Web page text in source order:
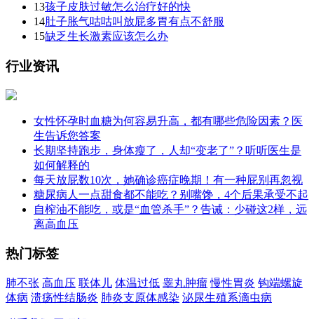
13孩子皮肤过敏怎么治疗好的快
14肚子胀气咕咕叫放屁多胃有点不舒服
15缺乏生长激素应该怎么办
行业资讯
女性怀孕时血糖为何容易升高，都有哪些危险因素？医
生告诉您答案
长期坚持跑步，身体瘦了，人却“变老了”？听听医生是
如何解释的
每天放屁数10次，她确诊癌症晚期！有一种屁别再忽视
糖尿病人一点甜食都不能吃？别嘴馋，4个后果承受不起
自榨油不能吃，或是“血管杀手”？告诫：少碰这2样，远
离高血压
热门标签
肺不张 高血压 联体儿 体温过低 睾丸肿瘤 慢性胃炎 钩端螺旋
体病 溃疡性结肠炎 肺炎支原体感染 泌尿生殖系滴虫病